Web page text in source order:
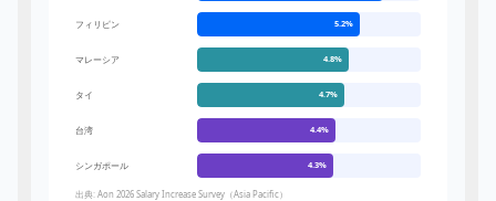
フィリピン 5.2%
マレーシア 4.8%
タイ 4.7%
台湾 4.4%
シンガポール 4.3%
出典: Aon 2026 Salary Increase Survey（Asia Pacific）